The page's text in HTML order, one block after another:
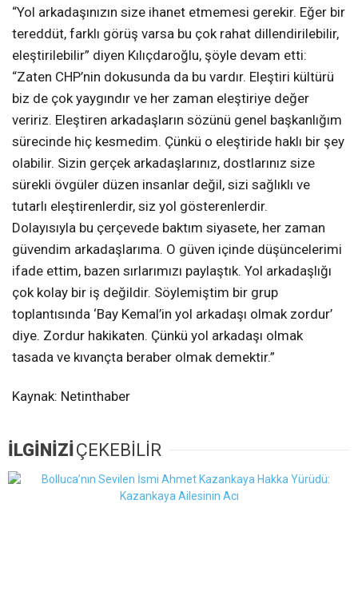
“Yol arkadaşınızın size ihanet etmemesi gerekir. Eğer bir
tereddüt, farklı görüş varsa bu çok rahat dillendirilebilir,
eleştirilebilir” diyen Kılıçdaroğlu, şöyle devam etti:
“Zaten CHP’nin dokusunda da bu vardır. Eleştiri kültürü
biz de çok yaygındır ve her zaman eleştiriye değer
veririz. Eleştiren arkadaşların sözünü genel başkanlığım
sürecinde hiç kesmedim. Çünkü o eleştiride haklı bir şey
olabilir. Sizin gerçek arkadaşlarınız, dostlarınız size
sürekli övgüler düzen insanlar değil, sizi sağlıklı ve
tutarlı eleştirenlerdir, siz yol gösterenlerdir.
Dolayısıyla bu çerçevede baktım siyasete, her zaman
güvendim arkadaşlarıma. O güven içinde düşüncelerimi
ifade ettim, bazen sırlarımızı paylaştık. Yol arkadaşlığı
çok kolay bir iş değildir. Söylemiştim bir grup
toplantısında ‘Bay Kemal’in yol arkadaşı olmak zordur’
diye. Zordur hakikaten. Çünkü yol arkadaşı olmak
tasada ve kıvançta beraber olmak demektir.”
Kaynak: Netinthaber
İLGİNİZİ ÇEKEBİLİR